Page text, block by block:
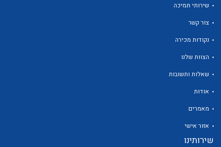
שירותי תמיכה
צור קשר
נקודות מכירה
הצוות שלנו
שאלות ותשובות
אודות
מאמרים
אזור אישי
שירותינו